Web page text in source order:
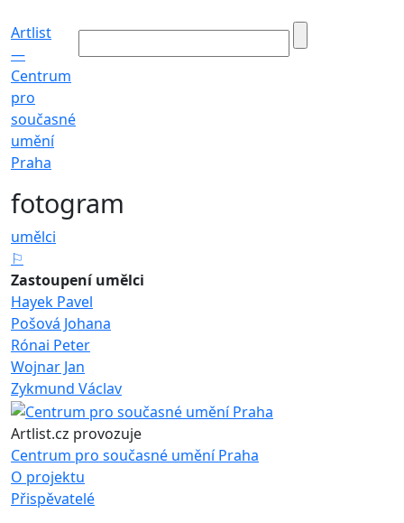
Artlist
—
Centrum
pro
současné
umění
Praha
fotogram
umělci
⚐
Zastoupení umělci
Hayek Pavel
Pošová Johana
Rónai Peter
Wojnar Jan
Zykmund Václav
Artlist.cz provozuje
Centrum pro současné umění Praha
O projektu
Přispěvatelé